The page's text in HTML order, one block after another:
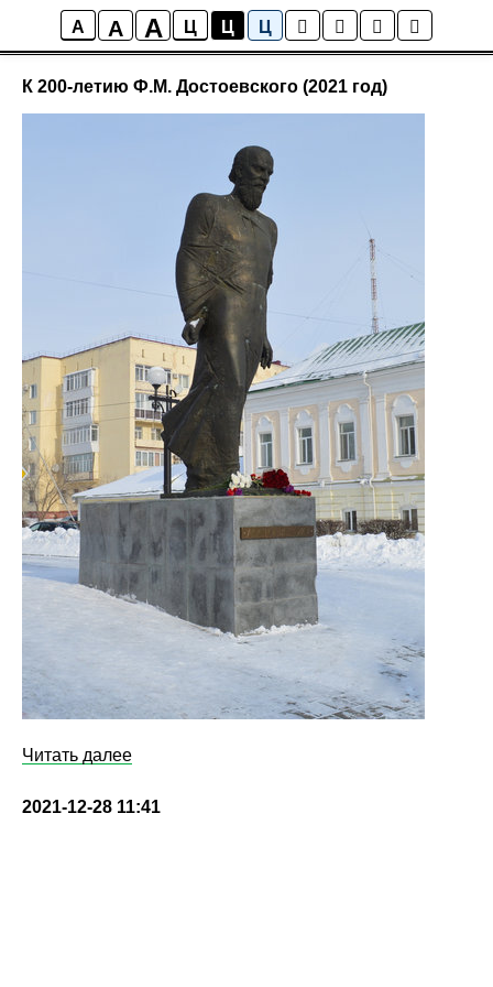
A A A Ц Ц Ц
СМИ о нас
К 200-летию Ф.М. Достоевского (2021 год)
Читать далее
2021-12-28 11:41